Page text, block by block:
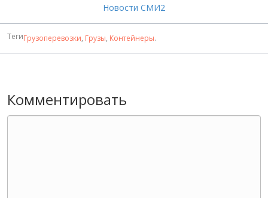
Новости СМИ2
ТегиГрузоперевозки, Грузы, Контейнеры.
Комментировать